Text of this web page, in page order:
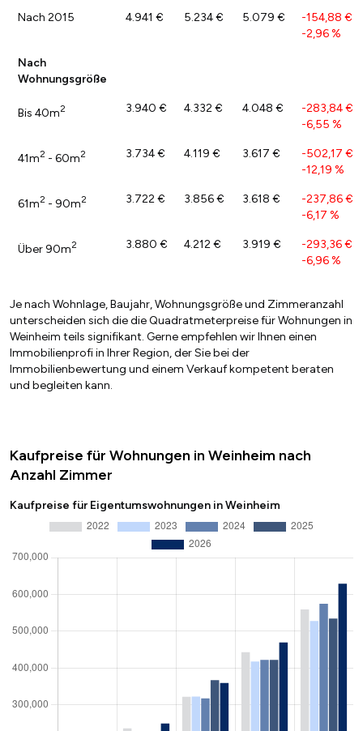
Nach 2015 4.941 € 5.234 € 5.079 € -154,88 €
-2,96 %
Nach
Wohnungsgröße
Bis 40m2 3.940 € 4.332 € 4.048 € -283,84 €
-6,55 %
41m2 - 60m2 3.734 € 4.119 € 3.617 € -502,17 €
-12,19 %
61m2 - 90m2 3.722 € 3.856 € 3.618 € -237,86 €
-6,17 %
Über 90m2 3.880 € 4.212 € 3.919 € -293,36 €
-6,96 %
Je nach Wohnlage, Baujahr, Wohnungsgröße und Zimmeranzahl
unterscheiden sich die die Quadratmeterpreise für Wohnungen in
Weinheim teils signifikant. Gerne empfehlen wir Ihnen einen
Immobilienprofi in Ihrer Region, der Sie bei der
Immobilienbewertung und einem Verkauf kompetent beraten
und begleiten kann.
Kaufpreise für Wohnungen in Weinheim nach
Anzahl Zimmer
Kaufpreise für Eigentumswohnungen in Weinheim